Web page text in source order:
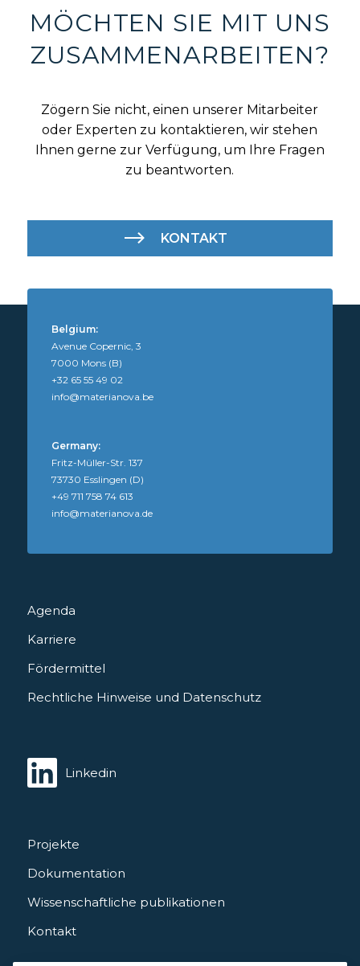
MÖCHTEN SIE MIT UNS
ZUSAMMENARBEITEN?
Zögern Sie nicht, einen unserer Mitarbeiter
oder Experten zu kontaktieren, wir stehen
Ihnen gerne zur Verfügung, um Ihre Fragen
zu beantworten.
KONTAKT
Projekte
Dokumentation
Wissenschaftliche publikationen
Kontakt
Agenda
Karriere
Fördermittel
Rechtliche Hinweise und Datenschutz
Belgium:
Avenue Copernic, 3
7000 Mons (B)
+32 65 55 49 02
info@materianova.be
Germany:
Fritz-Müller-Str. 137
73730 Esslingen (D)
+49 711 758 74 613
info@materianova.de
Linkedin